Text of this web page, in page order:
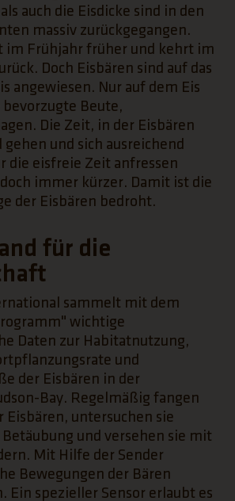
auch die Eisdicke sind in den
massiv zurückgegangen.
im Frühjahr früher und kehrt im
Doch Eisbären sind auf das
angewiesen. Nur auf dem Eis
bevorzugte Beute,
Die Zeit, in der Eisbären
und sich ausreichend
die eisfreie Zeit anfressen
immer kürzer. Damit ist die
der Eisbären bedroht.
für die
sammelt mit dem
wichtige
Daten zur Habitatnutzung,
und
der Eisbären in der
Bay. Regelmäßig fangen
Eisbären, untersuchen sie
und versehen sie mit
Mit Hilfe der Sender
Bewegungen der Bären
Ein spezieller Sensor erlaubt es